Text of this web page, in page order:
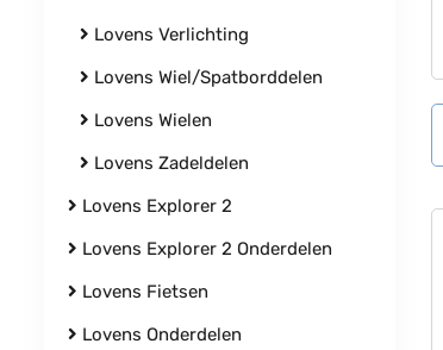
Lovens Verlichting
Lovens Wiel/Spatborddelen
Lovens Wielen
Lovens Zadeldelen
Lovens Explorer 2
Lovens Explorer 2 Onderdelen
Lovens Fietsen
Lovens Onderdelen